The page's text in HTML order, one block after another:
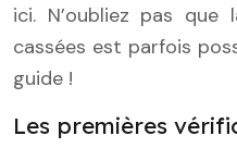
ici. N’oubliez pas
cassées est parfois
guide !
Les premières